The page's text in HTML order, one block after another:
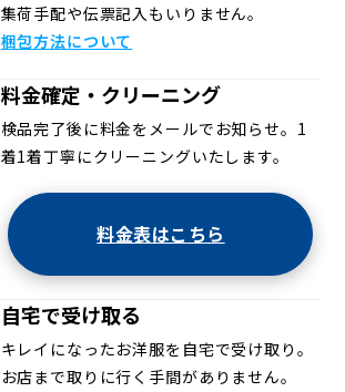
集荷手配や伝票記入もいりません。
梱包方法について
料金確定・クリーニング
検品完了後に料金をメールでお知らせ。1
着1着丁寧にクリーニングいたします。
料金表はこちら
自宅で受け取る
キレイになったお洋服を自宅で受け取り。
お店まで取りに行く手間がありません。